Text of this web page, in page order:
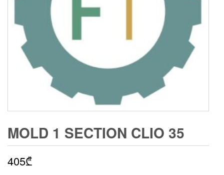
MOLD 1 SECTION CLIO 35
405₾